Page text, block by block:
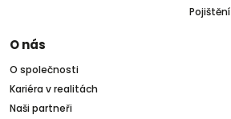
Pojištění
O nás
O společnosti
Kariéra v realitách
Naši partneři